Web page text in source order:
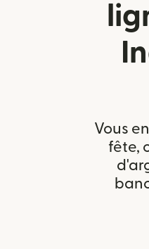
Vous
fête,